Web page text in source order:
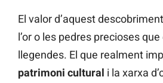
El valor d’aquest
l’or o les pedres precioses
llegendes. El que realment
patrimoni cultural i la xarxa